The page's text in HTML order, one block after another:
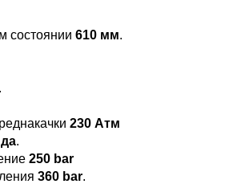
состоянии 610 мм.
.
230 Атм
да.
250 bar
360 bar.